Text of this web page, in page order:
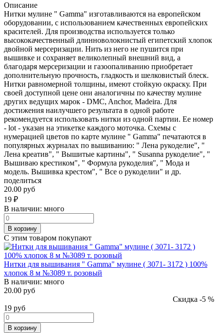
Описание
Нитки мулине " Gamma" изготавливаются на европейском
оборудовании, с использованием качественных европейских
красителей. Для производства используется только
высококачественный длинноволокнистый египетский хлопок
двойной мерсеризации. Нить из него не пушится при
вышивке и сохраняет великолепный внешний вид, а
благодаря мерсеризации и газоопаливанию приобретает
дополнительную прочность, гладкость и шелковистый блеск.
Нитки равномерной толщины, имеют стойкую окраску. При
своей доступной цене они аналогичны по качеству мулине
других ведущих марок - DMC, Anchor, Madeira. Для
достижения наилучшего результата в одной работе
рекомендуется использовать нитки из одной партии. Ее номер
- lot - указан на этикетке каждого моточка. Схемы с
нумерацией цветов по карте мулине " Gamma" печатаются в
популярных журналах по вышиванию: " Лена рукоделие", "
Лена креатив", " Вышитые картины", " Susanna рукоделие", "
Вышиваю крестиком", " Формула рукоделия", " Мода и
модель. Вышивка крестом", " Все о рукоделии" и др.
поделиться
20.00 руб
19 ₽
В наличии: много
В корзину
С этим товаром покупают
Нитки для вышивания " Gamma" мулине ( 3071- 3172 ) 100%
хлопок 8 м №3089 т. розовый
В наличии: много
20.00 руб
Скидка -5 %
19 руб
В корзину